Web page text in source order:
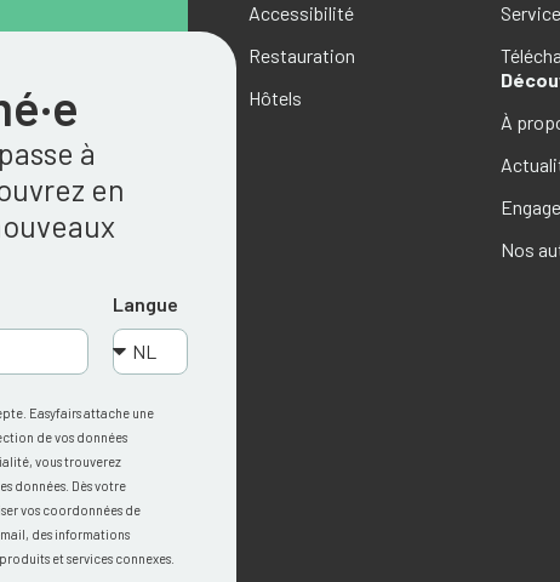
à
en
Langue
Easyfairs attache une
de vos données
vous trouverez
données. Dès votre
vos coordonnées de
des informations
et services connexes.
Accessibilité
Restauration
Hôtels
À
Nos